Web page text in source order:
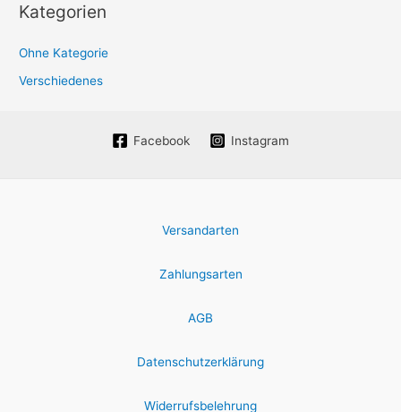
Kategorien
Ohne Kategorie
Verschiedenes
Facebook Instagram
Versandarten
Zahlungsarten
AGB
Datenschutzerklärung
Widerrufsbelehrung